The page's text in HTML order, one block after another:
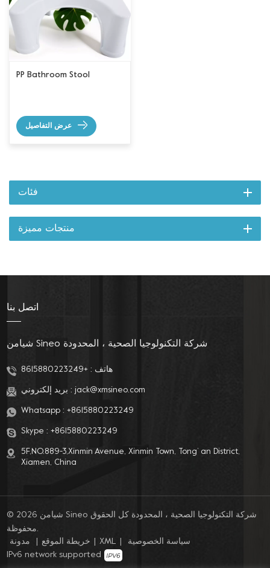
PP Bathroom Stool
عرض التفاصيل
فئات
منتجات مميزة
اتصل بنا
شيامن Sineo شركة التكنولوجيا الصحية ، المحدودة
هاتف :+8615880223249
بريد إلكتروني : jack@xmsineo.com
Whatsapp : +8615880223249
Skype : +8615880223249
5F,NO.889-3,Xinmin Avenue, Xinmin Town, Tong’ an District,
Xiamen, China
© 2026 شيامن Sineo شركة التكنولوجيا الصحية ، المحدودة كل الحقوق
محفوظة.
مدونة
خريطة الموقع XML
سياسة الخصوصية
IPv6 network supported